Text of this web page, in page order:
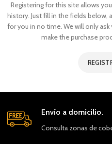
Registering for this site allows
history. Just fill in the fields below,
for you in no time. We will only
make the purchase
Envío a domicilio.
Consulta zonas de